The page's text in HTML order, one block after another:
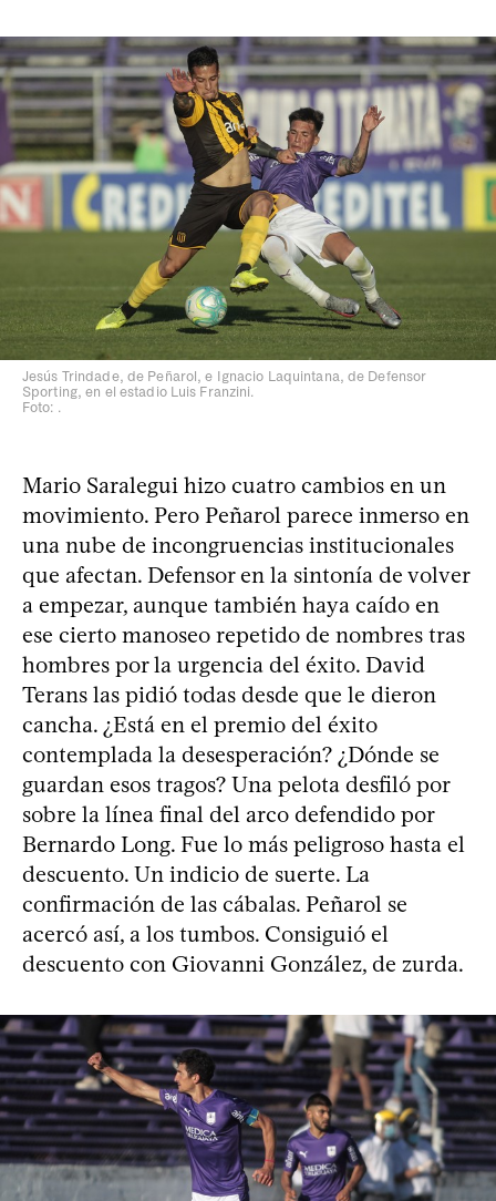
Jesús Trindade, de Peñarol, e Ignacio Laquintana, de Defensor
Sporting, en el estadio Luis Franzini.
Foto: .
Mario Saralegui hizo cuatro cambios en un
movimiento. Pero Peñarol parece inmerso en
una nube de incongruencias institucionales
que afectan. Defensor en la sintonía de volver
a empezar, aunque también haya caído en
ese cierto manoseo repetido de nombres tras
hombres por la urgencia del éxito. David
Terans las pidió todas desde que le dieron
cancha. ¿Está en el premio del éxito
contemplada la desesperación? ¿Dónde se
guardan esos tragos? Una pelota desfiló por
sobre la línea final del arco defendido por
Bernardo Long. Fue lo más peligroso hasta el
descuento. Un indicio de suerte. La
confirmación de las cábalas. Peñarol se
acercó así, a los tumbos. Consiguió el
descuento con Giovanni González, de zurda.